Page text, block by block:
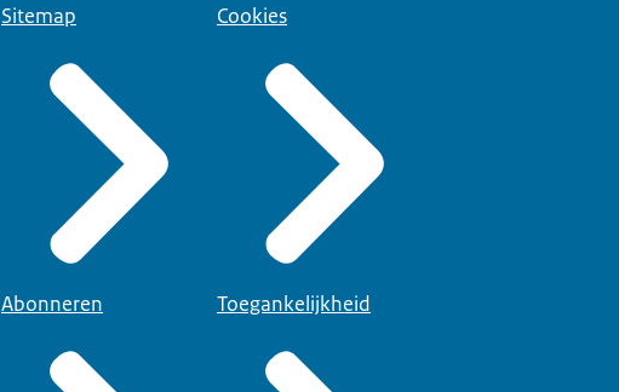
Sitemap
Abonneren
Cookies
Toegankelijkheid